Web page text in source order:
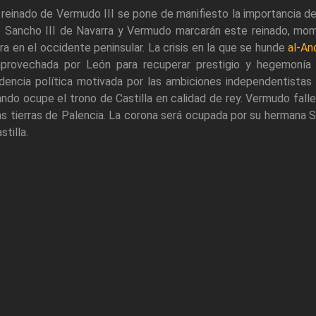
reinado de Vermudo III se pone de manifiesto la importancia
Sancho III de Navarra y Vermudo marcarán este reinado,
en el occidente peninsular. La crisis en la que se hundeal-
por León para recuperar prestigio y
política motivada por las ambiciones
ocupe el trono de Castilla en calidad de rey. Vermudo
tierras de Palencia. La corona será ocupada por su hermana